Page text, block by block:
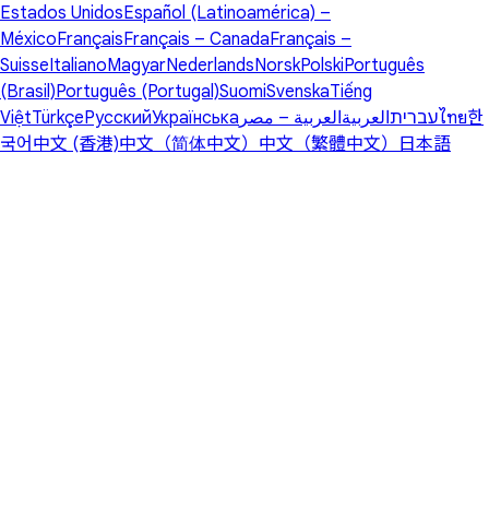
Estados UnidosEspañol (Latinoamérica) –
MéxicoFrançaisFrançais – CanadaFrançais –
SuisseItalianoMagyarNederlandsNorskPolskiPortuguês
(Brasil)Português (Portugal)SuomiSvenskaTiếng
ViệtTürkçeРусскийУкраїнська עבריתالعربيةالعربية – مصر ไทย한
국어 中文 (香港)中文（简体中文） 中文（繁體中文） 日本語